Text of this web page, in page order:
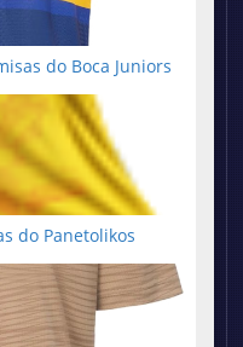
do Boca Juniors
do Panetolikos